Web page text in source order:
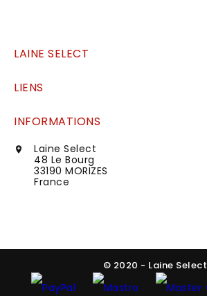
LAINE SELECT
LIENS
INFORMATIONS

Laine Select
48 Le Bourg
33190 MORIZES
France
© 2020 - Laine Select